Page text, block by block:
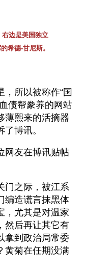
边是美国独立
希德-甘尼斯。
，所以被称作“国
债帮豢养的网站
薄熙来的活摘器
博讯。
网友在博讯贴帖
门之际，被江系
编造谎言抹黑体
，尤其是对温家
然后再让其它有
拿到政治局常委
黄菊在任期没满